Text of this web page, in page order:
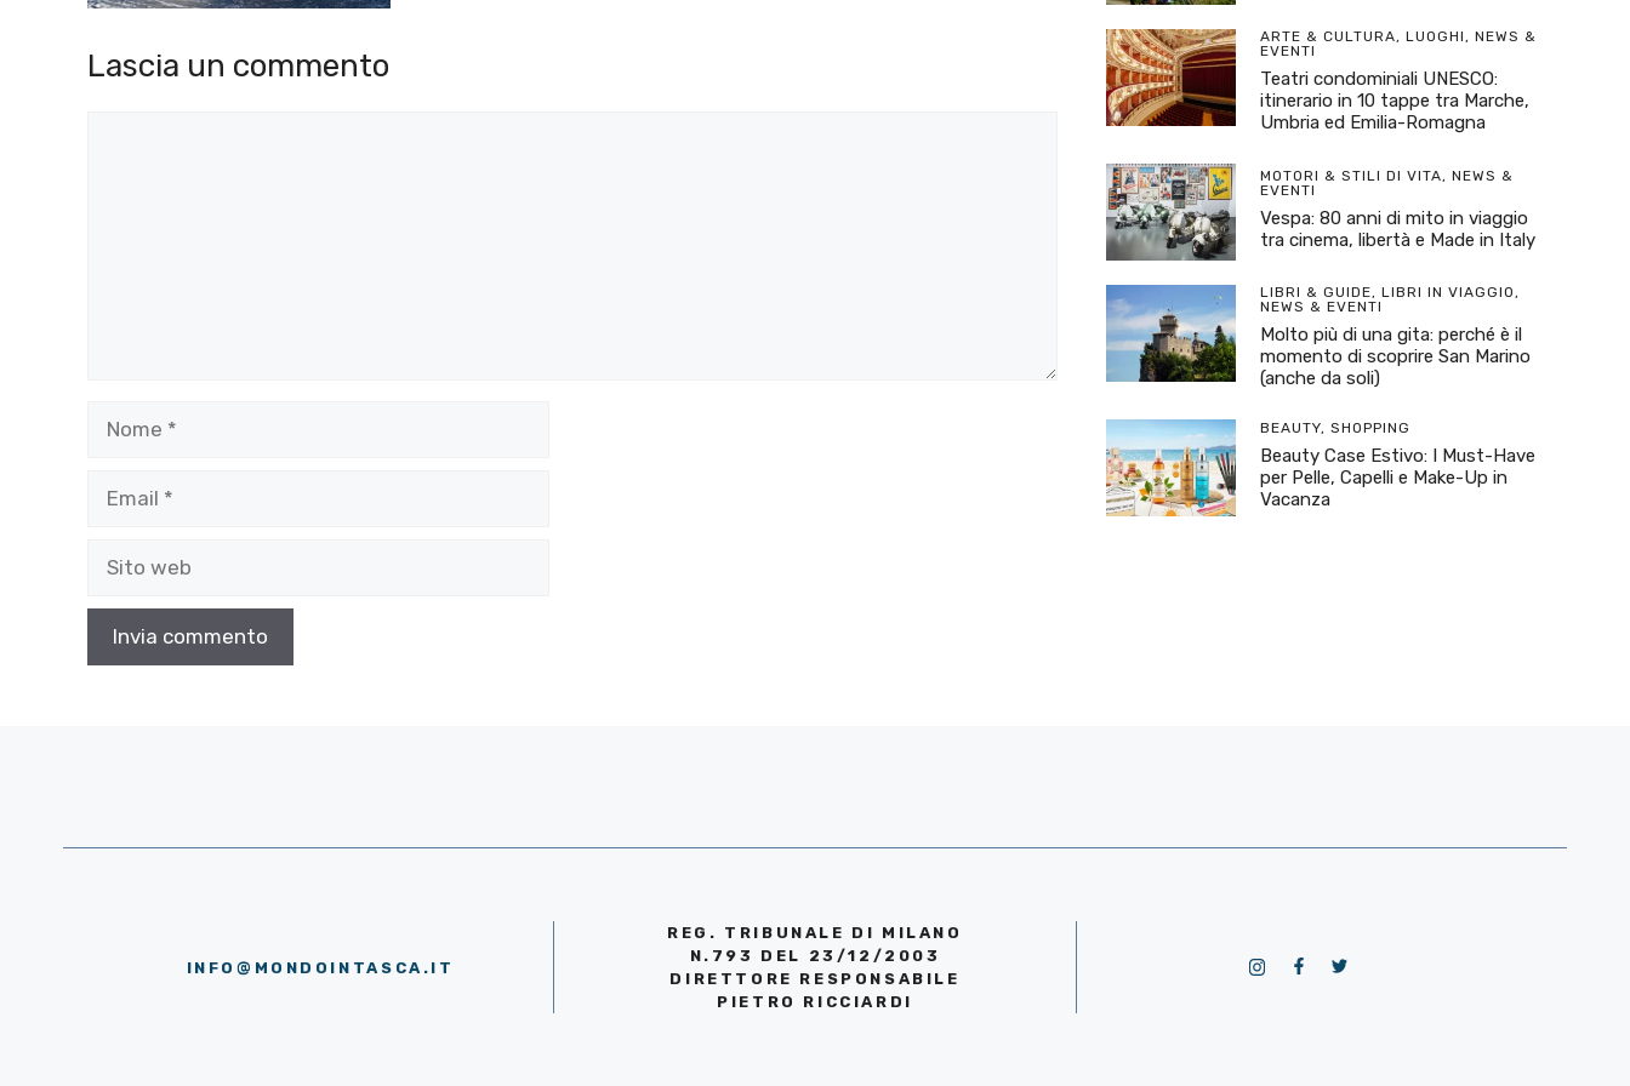
Lascia un commento
ARTE & CULTURA, LUOGHI, NEWS &
EVENTI
Teatri condominiali UNESCO:
itinerario in 10 tappe tra Marche,
Umbria ed Emilia-Romagna
MOTORI & STILI DI VITA, NEWS &
EVENTI
Vespa: 80 anni di mito in viaggio
tra cinema, libertà e Made in Italy
LIBRI & GUIDE, LIBRI IN VIAGGIO,
NEWS & EVENTI
Molto più di una gita: perché è il
momento di scoprire San Marino
(anche da soli)
BEAUTY, SHOPPING
Beauty Case Estivo: I Must-Have
per Pelle, Capelli e Make-Up in
Vacanza
INFO@MONDOINTASCA.IT
REG. TRIBUNALE DI MILANO
N.793 DEL 23/12/2003
DIRETTORE RESPONSABILE
PIETRO RICCIARDI